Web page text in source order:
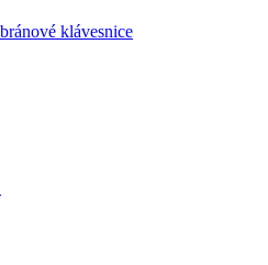
klávesnice